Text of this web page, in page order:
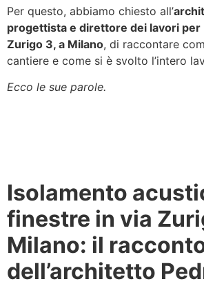
Per questo, abbiamo chiesto all’
progettista e direttore dei lavori per
Zurigo 3, a Milano, di raccontare
cantiere e come si è svolto l’intero
Ecco le sue parole.
Isolamento
finestre in via
Milano: il
dell’architetto